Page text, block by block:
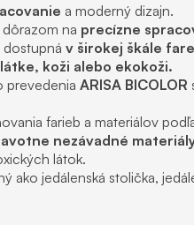
a moderný dizajn.
na precízne
dostupná v širokej škále
koži alebo ekokoži.
prevedenia ARISA BICOLOR
farieb a materiálov
nezávadné
látok.
ako jedálenská stolička,